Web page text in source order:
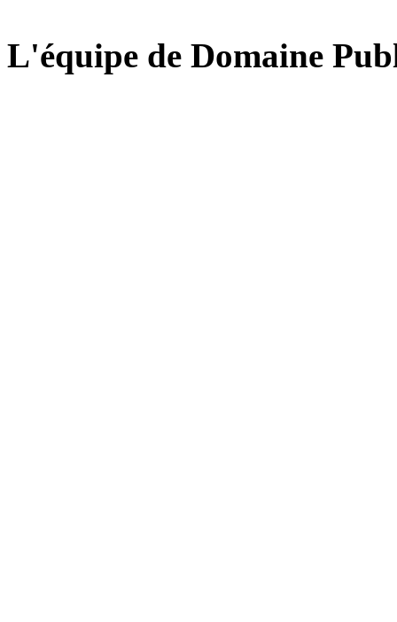
L'équipe de Domaine